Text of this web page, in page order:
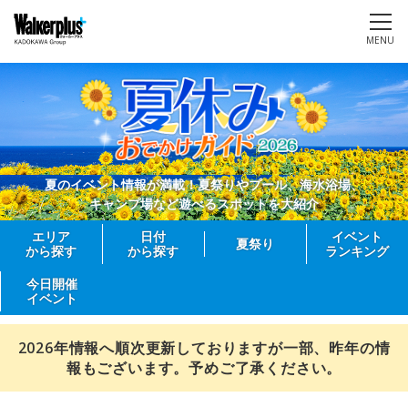
MENU
夏のイベント情報が満載！夏祭りやプール、海水浴場、
キャンプ場など遊べるスポットを大紹介
エリア
から探す
日付
から探す
夏祭り
イベント
ランキング
今日開催
イベント
2026年情報へ順次更新しておりますが一部、昨年の情
報もございます。予めご了承ください。